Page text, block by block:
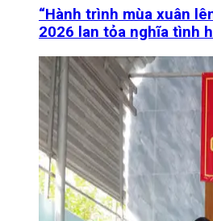
“Hành trình mùa xuân
2026 lan tỏa nghĩa tình